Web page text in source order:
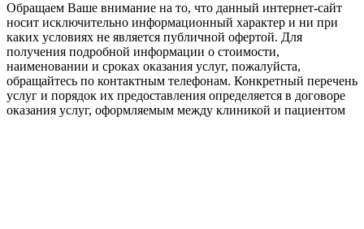
Обращаем Ваше внимание на то, что данный интернет-сайт
носит исключительно информационный характер и ни при
каких условиях не является публичной офертой. Для
получения подробной информации о стоимости,
наименовании и сроках оказания услуг, пожалуйста,
обращайтесь по контактным телефонам. Конкретный перечень
услуг и порядок их предоставления определяется в договоре
оказания услуг, оформляемым между клиникой и пациентом